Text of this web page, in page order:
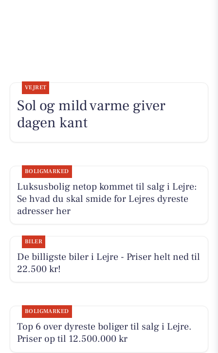
VEJRET
Sol og mild varme giver
dagen kant
BOLIGMARKED
Luksusbolig netop kommet til salg i Lejre:
Se hvad du skal smide for Lejres dyreste
adresser her
BILER
De billigste biler i Lejre - Priser helt ned til
22.500 kr!
BOLIGMARKED
Top 6 over dyreste boliger til salg i Lejre.
Priser op til 12.500.000 kr